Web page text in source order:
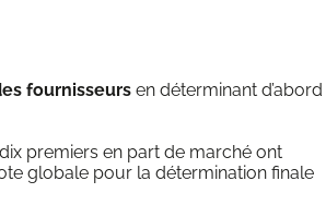
four­nis­seurs en déter­mi­nant d’a­bord
pre­miers en part de mar­ché ont
glo­bale pour la déter­mi­na­tion finale